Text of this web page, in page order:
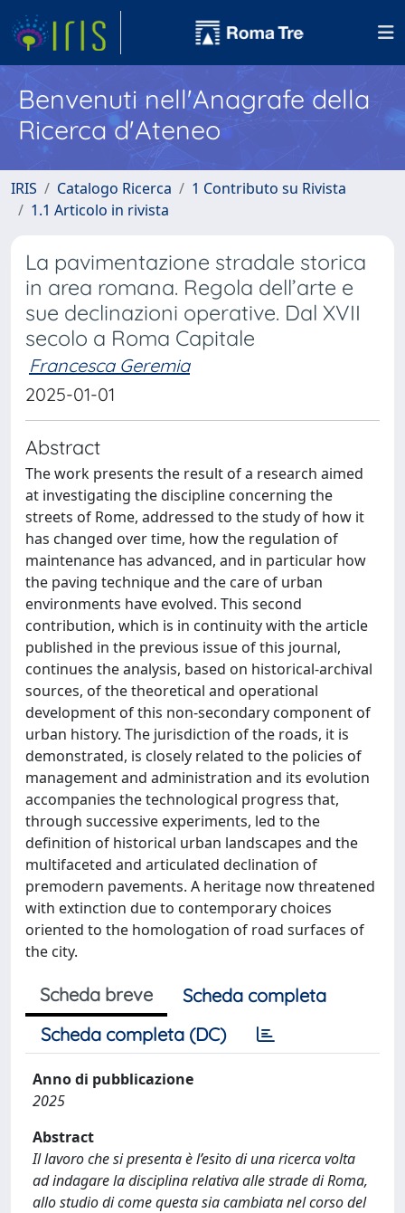
Benvenuti nell'Anagrafe della
Ricerca d'Ateneo
IRIS Catalogo Ricerca
1 Contributo su Rivista
1.1 Articolo in rivista
La pavimentazione stradale storica
in area romana. Regola dell’arte e
sue declinazioni operative. Dal XVII
secolo a Roma Capitale
Francesca Geremia
2025-01-01
Abstract
The work presents the result of a research aimed
at investigating the discipline concerning the
streets of Rome, addressed to the study of how it
has changed over time, how the regulation of
maintenance has advanced, and in particular how
the paving technique and the care of urban
environments have evolved. This second
contribution, which is in continuity with the article
published in the previous issue of this journal,
continues the analysis, based on historical‑archival
sources, of the theoretical and operational
development of this non‑secondary component of
urban history. The jurisdiction of the roads, it is
demonstrated, is closely related to the policies of
management and administration and its evolution
accompanies the technological progress that,
through successive experiments, led to the
definition of historical urban landscapes and the
multifaceted and articulated declination of
premodern pavements. A heritage now threatened
with extinction due to contemporary choices
oriented to the homologation of road surfaces of
the city.
Scheda breve
Scheda completa
Scheda completa (DC)
Anno di pubblicazione
2025
Abstract
Il lavoro che si presenta è l’esito di una ricerca volta
ad indagare la disciplina relativa alle strade di Roma,
allo studio di come questa sia cambiata nel corso del